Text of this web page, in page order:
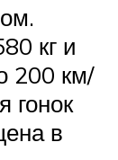
кг и
200 км/
гонок
в